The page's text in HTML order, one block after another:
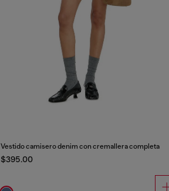
Vestido camisero denim con cremallera completa
$395.00